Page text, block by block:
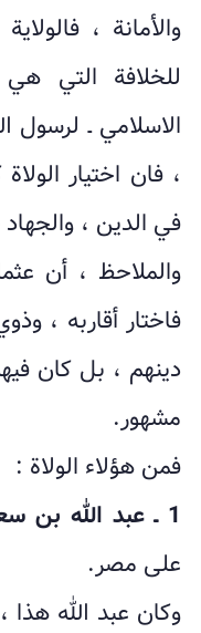
والأمانة ،
للخلافة التي
الاسلامي ـ لرسول
، فان اختيار
في الدين ،
والملاحظ ، أن
فاختار أقاربه ،
دينهم ، بل كان
مشهور.
فمن هؤلاء الولاة :
1 ـ عبد الله بن سعد بن ابي سرح :
على مصر.
وكان عبد الله